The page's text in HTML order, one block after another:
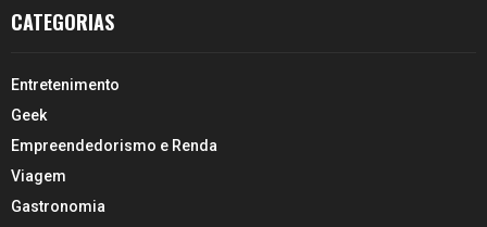
CATEGORIAS
Entretenimento
Geek
Empreendedorismo e Renda
Viagem
Gastronomia